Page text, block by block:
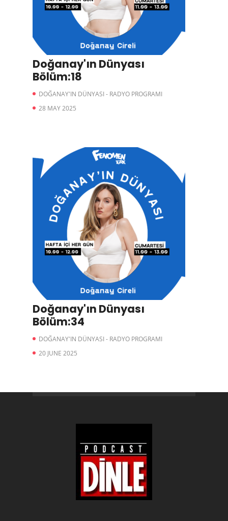
Doğanay'ın Dünyası
Bölüm:18
DOĞANAY'IN DÜNYASI - RADYO PROGRAMI
28 MAY 2025
Doğanay'ın Dünyası
Bölüm:34
DOĞANAY'IN DÜNYASI - RADYO PROGRAMI
20 JUNE 2025